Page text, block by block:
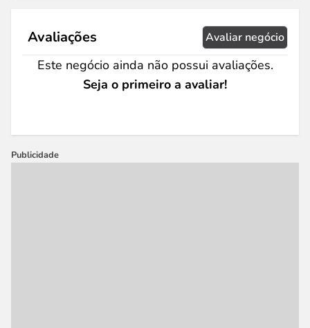
Avaliações Avaliar negócio
Este negócio ainda não possui avaliações.
Seja o primeiro a avaliar!
Publicidade